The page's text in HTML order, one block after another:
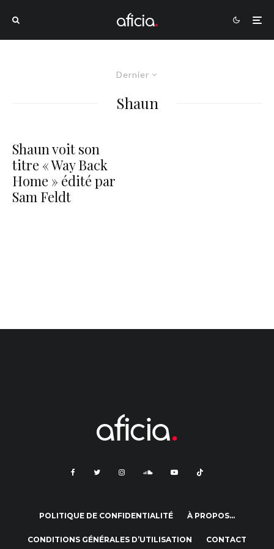
Dernier
Shaun
Shaun voit son
titre « Way Back
Home » édité par
Sam Feldt
POLITIQUE DE CONFIDENTIALITÉ À PROPOS…
CONDITIONS GÉNÉRALES D’UTILISATION CONTACT